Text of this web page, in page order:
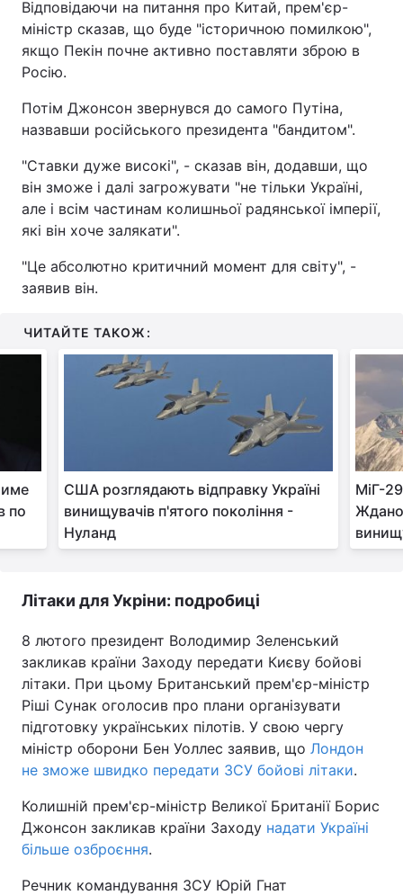
Відповідаючи на питання про Китай, прем'єр-
міністр сказав, що буде "історичною помилкою",
якщо Пекін почне активно поставляти зброю в
Росію.
Потім Джонсон звернувся до самого Путіна,
назвавши російського президента "бандитом".
"Ставки дуже високі", - сказав він, додавши, що
він зможе і далі загрожувати "не тільки Україні,
але і всім частинам колишньої радянської імперії,
які він хоче залякати".
"Це абсолютно критичний момент для світу", -
заявив він.
ЧИТАЙТЕ ТАКОЖ:
по
США розглядають відправку Україні
винищувачів п'ятого покоління -
Нуланд
МіГ-
Літаки для Укріни: подробиці
8 лютого президент Володимир Зеленський
закликав країни Заходу передати Києву бойові
літаки. При цьому Британський прем'єр-міністр
Ріші Сунак оголосив про плани організувати
підготовку українських пілотів. У свою чергу
міністр оборони Бен Уоллес заявив, що Лондон
не зможе швидко передати ЗСУ бойові літаки.
Колишній прем'єр-міністр Великої Британії Борис
Джонсон закликав країни Заходу надати Україні
більше озброєння.
Речник командування ЗСУ Юрій Гнат